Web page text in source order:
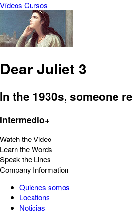
Vídeos Cursos
Dear Juliet 3
In the 1930s, someone
Intermedio+
Watch the Video
Learn the Words
Speak the Lines
Company Information
Quiénes somos
Locations
Noticias